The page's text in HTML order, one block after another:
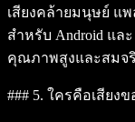
เสียงคล้ายมนุษย์ แพ
สำหรับ Android แล
คุณภาพสูงและสมจ
### 5. ใครคือเสียงข